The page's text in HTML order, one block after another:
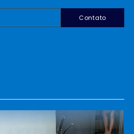
Contato